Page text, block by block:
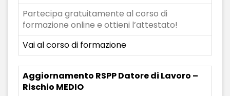
Partecipa gratuitamente al corso di
formazione online e ottieni l’attestato!
Vai al corso di formazione
Aggiornamento RSPP Datore di Lavoro –
Rischio MEDIO